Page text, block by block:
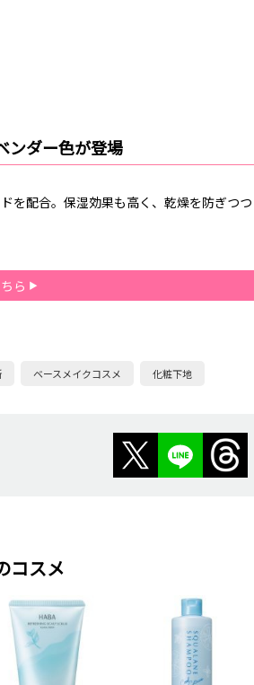
ンダー色が登場
を配合。保湿効果も高く、乾燥を防ぎつつ
ら
ベースメイクコスメ 化粧下地
コスメ